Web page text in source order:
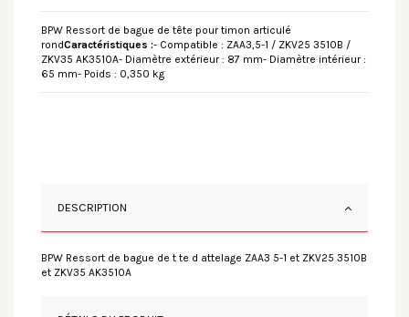
BPW Ressort de bague de tête pour timon articulé
rondCaractéristiques :- Compatible : ZAA3,5-1 / ZKV25 3510B /
ZKV35 AK3510A- Diamètre extérieur : 87 mm- Diamètre intérieur :
65 mm- Poids : 0,350 kg
DESCRIPTION
BPW Ressort de bague de t te d attelage ZAA3 5-1 et ZKV25 3510B
et ZKV35 AK3510A